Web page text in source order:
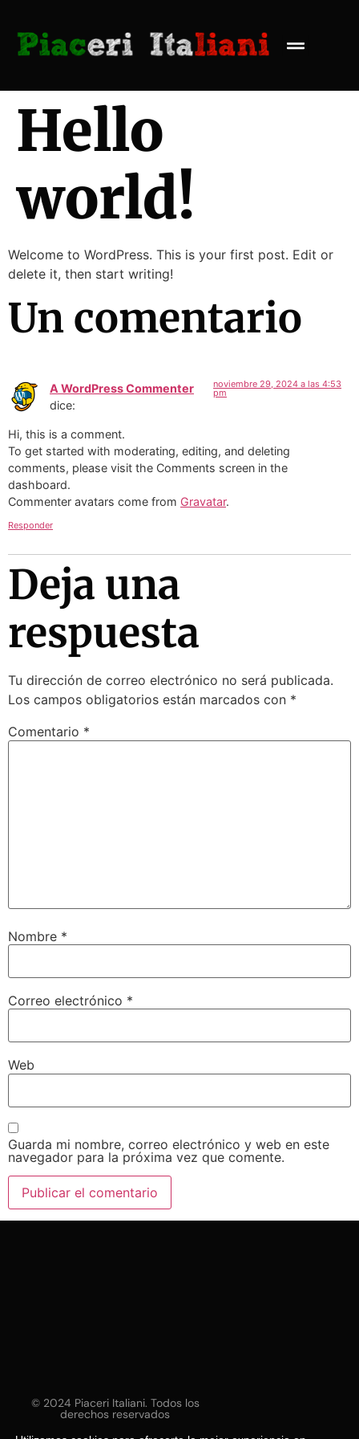
Hello
world!
Welcome to WordPress. This is your first post. Edit or
delete it, then start writing!
Un comentario
A WordPress Commenter
dice:
noviembre 29, 2024 a las 4:53
pm
Hi, this is a comment.
To get started with moderating, editing, and deleting
comments, please visit the Comments screen in the
dashboard.
Commenter avatars come from Gravatar.
Responder
Deja una
respuesta
Tu dirección de correo electrónico no será publicada.
Los campos obligatorios están marcados con *
Comentario *
Nombre *
Correo electrónico *
Web
Guarda mi nombre, correo electrónico y web en este
navegador para la próxima vez que comente.
© 2024 Piaceri Italiani. Todos los
derechos reservados